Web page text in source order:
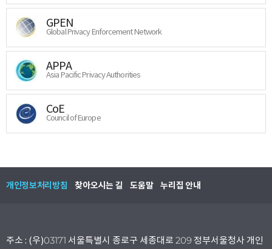
GPEN
Global Privacy Enforcement Network
APPA
Asia Pacific Privacy Authorities
CoE
Council of Europe
개인정보처리방침 찾아오시는 길 도움말 누리집 안내
주소 : (우)03171 서울특별시 종로구 세종대로 209 정부서울청사 개인